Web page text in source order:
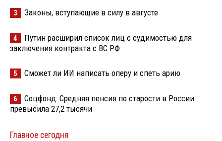
3 Законы, вступающие в силу в августе
4
Путин расширил список лиц с судимостью для
заключения контракта с ВС РФ
5 Сможет ли ИИ написать оперу и спеть арию
6
Соцфонд: Средняя пенсия по старости в России
превысила 27,2 тысячи
Главное сегодня